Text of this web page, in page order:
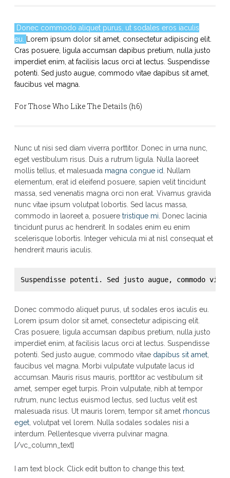
Donec commodo aliquet purus, ut sodales eros iaculis
eu.
Lorem ipsum dolor sit amet, consectetur adipiscing elit.
Cras posuere, ligula accumsan dapibus pretium, nulla justo
imperdiet enim, at facilisis lacus orci at lectus. Suspendisse
potenti. Sed justo augue, commodo vitae dapibus sit amet,
faucibus vel magna.
For Those Who Like The Details (h6)
Nunc ut nisi sed diam viverra porttitor. Donec in urna nunc,
eget vestibulum risus. Duis a rutrum ligula. Nulla laoreet
mollis tellus, et malesuada magna congue id
. Nullam
elementum, erat id eleifend posuere, sapien velit tincidunt
massa, sed venenatis magna orci non erat. Vivamus gravida
nunc vitae ipsum volutpat lobortis. Sed lacus massa,
commodo in laoreet a, posuere tristique mi . Donec lacinia
tincidunt purus ac hendrerit. In sodales enim eu enim
scelerisque lobortis. Integer vehicula mi at nisl consequat et
hendrerit mauris iaculis.
Suspendisse potenti. Sed justo augue, commodo
Donec commodo aliquet purus, ut sodales eros iaculis eu.
Lorem ipsum dolor sit amet, consectetur adipiscing elit.
Cras posuere, ligula accumsan dapibus pretium, nulla justo
imperdiet enim, at facilisis lacus orci at lectus. Suspendisse
potenti. Sed justo augue, commodo vitae dapibus sit amet,
faucibus vel magna. Morbi vulputate vulputate lacus id
accumsan. Mauris risus mauris, porttitor ac vestibulum sit
amet, semper eget turpis. Proin vulputate, nibh at tempor
rutrum, nunc lectus euismod lectus, sed luctus velit est
malesuada risus. Ut mauris lorem, tempor sit amet rhoncus
eget, volutpat vel lorem. Nulla sodales sodales nisi a
interdum. Pellentesque viverra pulvinar magna.
[/vc_column_text]
I am text block. Click edit button to change this text.